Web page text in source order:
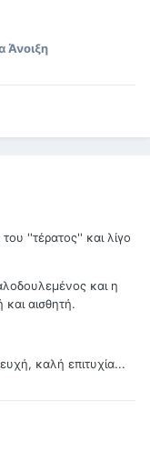
Άνοιξη
''τέρατος'' και λίγο
και η
αισθητή.
καλή επιτυχία...